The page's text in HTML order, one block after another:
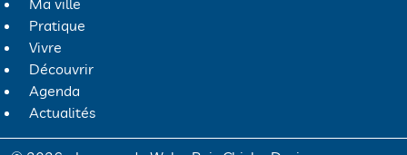
Ma ville
Pratique
Vivre
Découvrir
Agenda
Actualités